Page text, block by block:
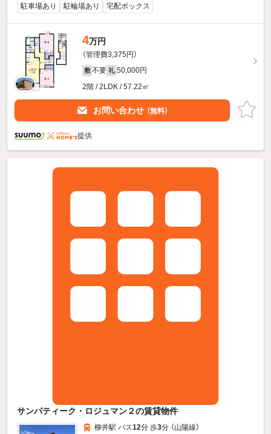
駐車場あり 駐輪場あり 宅配ボックス
4万円
（管理費3,375円）
敷 不要 礼 50,000円
2階 / 2LDK / 57.22㎡
お問い合わせ （無料）
提供
サンパティーク・ロジュマン２の賃貸物件
柳井駅 バス12分 歩3分 （山陽線）